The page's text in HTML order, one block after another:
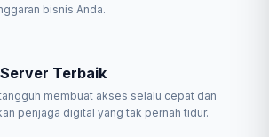
bisnis Anda.
Terbaik
membuat akses selalu cepat dan
penjaga digital yang tak pernah tidur.